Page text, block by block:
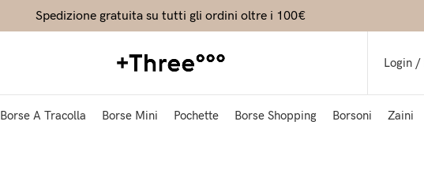
Login /
Borse A Tracolla Borse Mini Pochette Borse Shopping Borsoni Zaini
Spedizione gratuita su tutti gli ordini oltre i 100€